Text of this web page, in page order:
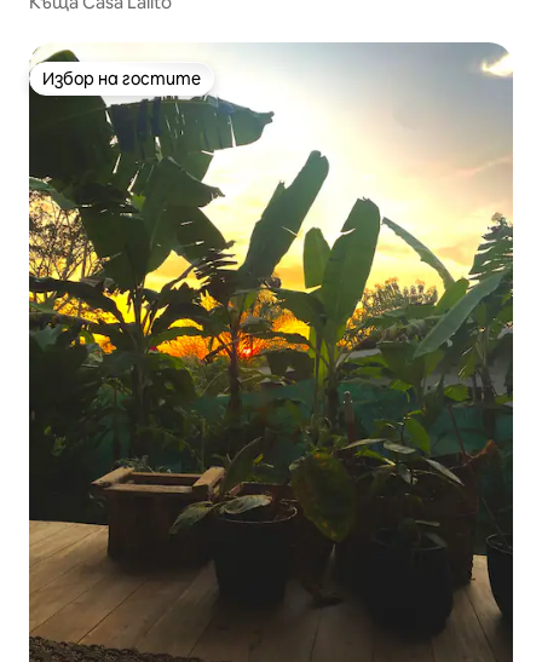
Избор на гостите
Избор на гостите